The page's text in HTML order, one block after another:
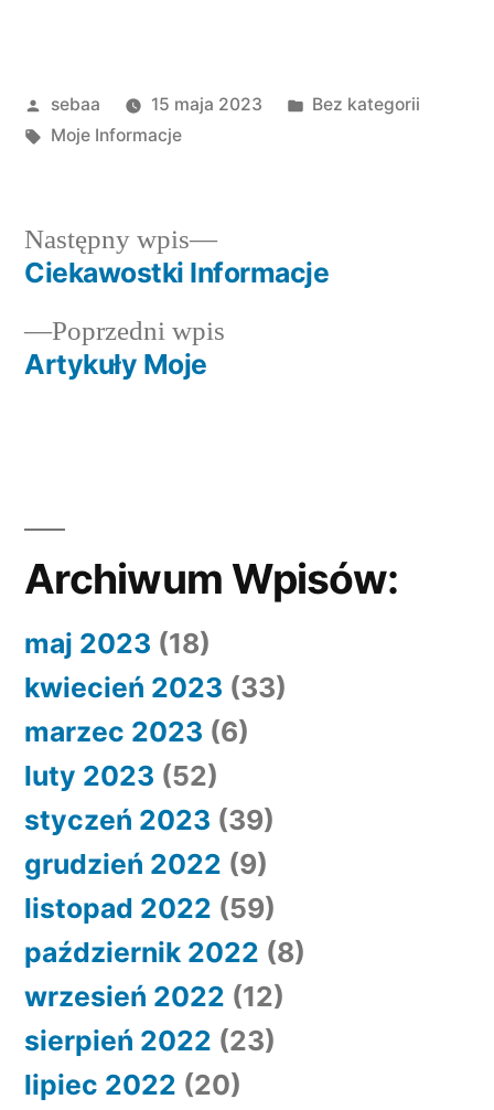
Posted
by
sebaa 15 maja 2023
Posted
Bez kategorii
Tagi:
Moje Informacje
Nawigacja
wpisu
Poprzedni wpis
Artykuły Moje
Następny wpis
Następny
wpis:
Ciekawostki Informacje
Archiwum Wpisów:
maj 2023 (18)
kwiecień 2023 (33)
marzec 2023 (6)
luty 2023 (52)
styczeń 2023 (39)
grudzień 2022 (9)
listopad 2022 (59)
październik 2022 (8)
wrzesień 2022 (12)
sierpień 2022 (23)
lipiec 2022 (20)